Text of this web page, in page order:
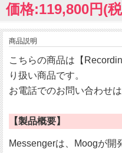
価格:119,800円(
商品説明
こちらの商品は【
り扱い商品です。
お電話でのお問い合わせ
【製品概要】
Messengerは、Moogが開